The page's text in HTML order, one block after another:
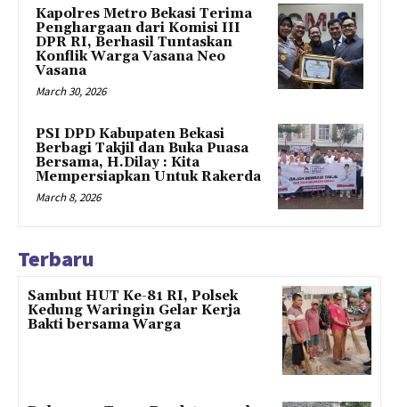
Kapolres Metro Bekasi Terima
Penghargaan dari Komisi III
DPR RI, Berhasil Tuntaskan
Konflik Warga Vasana Neo
Vasana
March 30, 2026
PSI DPD Kabupaten Bekasi
Berbagi Takjil dan Buka Puasa
Bersama, H.Dilay : Kita
Mempersiapkan Untuk Rakerda
March 8, 2026
Terbaru
Sambut HUT Ke-81 RI, Polsek
Kedung Waringin Gelar Kerja
Bakti bersama Warga